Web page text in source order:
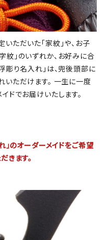
ただいた「家紋」や、お子
」のいずれか、お好みに合
彫り名入れ」は、兜後頭部に
いただけます。 一生に一度
ドでお届けいたします。
」のオーダーメイドをご希望
きます。